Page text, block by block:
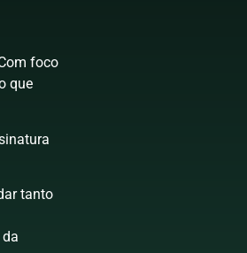
foco
que
tanto